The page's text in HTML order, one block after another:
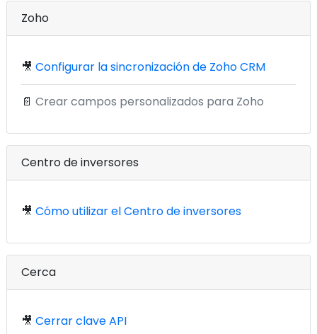
Zoho
🎥 Configurar la sincronización de Zoho CRM
📄 Crear campos personalizados para Zoho
Centro de inversores
🎥 Cómo utilizar el Centro de inversores
Cerca
🎥 Cerrar clave API